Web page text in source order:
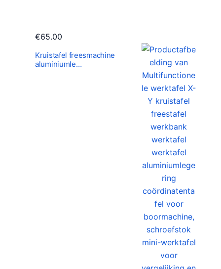
€65.00
Kruistafel freesmachine
aluminiumle…